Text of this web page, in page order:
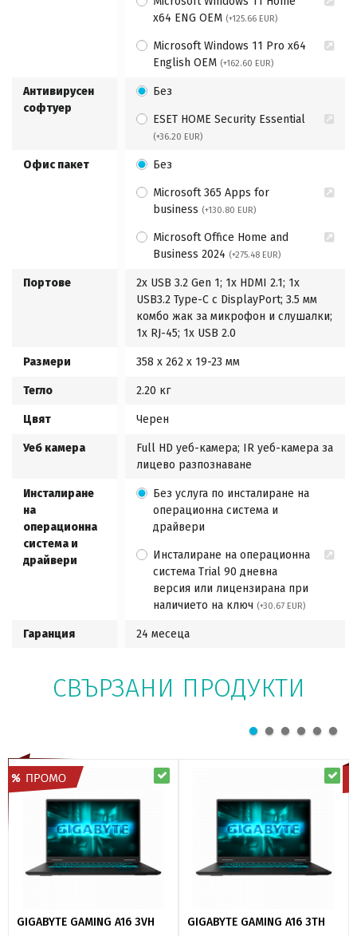
x64 ENG OEM (+125.66 EUR)
Microsoft Windows 11 Pro x64
English OEM (+162.60 EUR)
Антивирусен
софтуер
Без
ESET HOME Security Essential
(+36.20 EUR)
Офис пакет Без
Microsoft 365 Apps for
business (+130.80 EUR)
Microsoft Office Home and
Business 2024 (+275.48 EUR)
Портове
2x USB 3.2 Gen 1; 1x HDMI 2.1; 1x
USB3.2 Type-C с DisplayPort; 3.5 мм
комбо жак за микрофон и слушалки;
1x RJ-45; 1x USB 2.0
Размери 358 x 262 x 19-23 мм
Тегло 2.20 кг
Цвят Черен
Уеб камера
Full HD уеб-камера; IR уеб-камера за
лицево разпознаване
Инсталиране
на
операционна
система и
драйвери
Без услуга по инсталиране на
операционна система и
драйвери
Инсталиране на операционна
система Trial 90 дневна
версия или лицензирана при
наличието на ключ (+30.67 EUR)
Гаранция 24 месеца
СВЪРЗАНИ ПРОДУКТИ
GIGABYTE GAMING A16 3VH GIGABYTE GAMING A16 3TH